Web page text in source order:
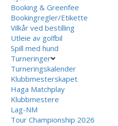
Booking & Greenfee
Bookingregler/Etikette
Vilkår ved bestilling
Utleie av golfbil
Spill med hund
Turneringer
Turneringskalender
Klubbmesterskapet
Haga Matchplay
Klubbmestere
Lag-NM
Tour Championship 2026